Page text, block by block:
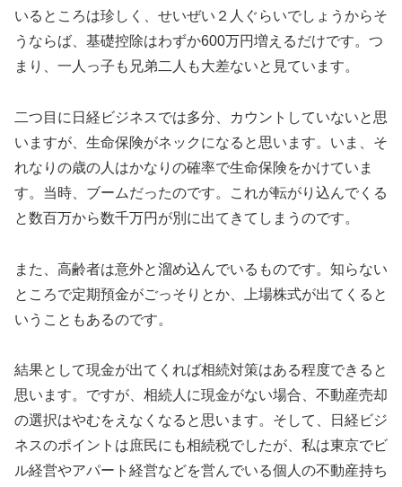
いるところは珍しく、せいぜい２人ぐらいでしょうからそ
うならば、基礎控除はわずか600万円増えるだけです。つ
まり、一人っ子も兄弟二人も大差ないと見ています。
二つ目に日経ビジネスでは多分、カウントしていないと思
いますが、生命保険がネックになると思います。いま、そ
れなりの歳の人はかなりの確率で生命保険をかけていま
す。当時、ブームだったのです。これが転がり込んでくる
と数百万から数千万円が別に出てきてしまうのです。
また、高齢者は意外と溜め込んでいるものです。知らない
ところで定期預金がごっそりとか、上場株式が出てくると
いうこともあるのです。
結果として現金が出てくれば相続対策はある程度できると
思います。ですが、相続人に現金がない場合、不動産売却
の選択はやむをえなくなると思います。そして、日経ビジ
ネスのポイントは庶民にも相続税でしたが、私は東京でビ
ル経営やアパート経営などを営んでいる個人の不動産持ち